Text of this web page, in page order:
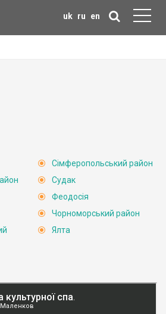
uk ru en
Сімферопольський район
Судак
Феодосія
Чорноморський район
Ялта